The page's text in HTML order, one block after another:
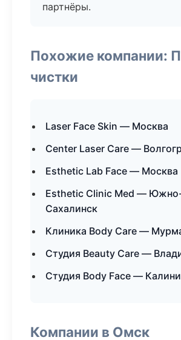
партнёры.
Похожие компании:
чистки
Laser Face Skin — Москва
Center Laser Care —
Esthetic Lab Face — Москва
Esthetic Clinic Med —
Сахалинск
Клиника Body Care —
Студия Beauty Care —
Студия Body Face —
Компании в Омск